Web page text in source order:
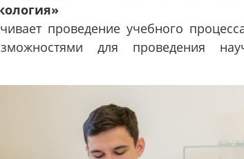
проведение учебного
для проведения